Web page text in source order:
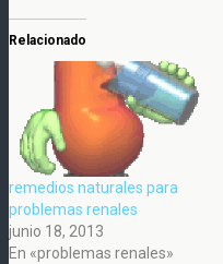
Relacionado
remedios naturales para
problemas renales
junio 18, 2013
En «problemas renales»